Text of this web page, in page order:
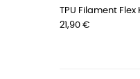
TPU Filament Flex
Prix
21,90 €